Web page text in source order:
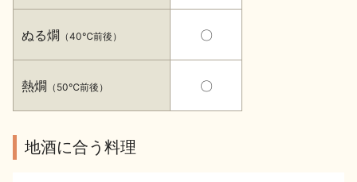
季節の商品
ぬる燗 （40℃前後）
熱燗 （50℃前後）
〇
〇
地酒に合う料理